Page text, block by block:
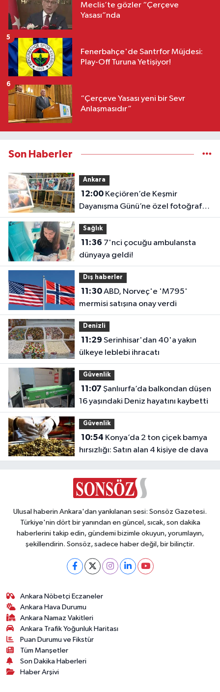
Meclis’te gözler “Çerçeve
Yasası”nda
Fenerbahçe'de Santrfor Müjdesi:
Play-Off Turuna Yetişiyor!
5
“Çerçeve Yasası yeni bir Sevr
Anlaşmasıdır”
6
Son Haberler
Ankara
12:00Keçiören’de Keşmir
Dayanışma Günü’ne özel fotoğraf
sergisi
Sağlık
11:36
dünyaya geldi!
Dış haberler
11:30ABD, Norveç'e 'M795'
mermisi satışına onay verdi
Denizli
11:29
ülkeye leblebi ihracatı
Güvenlik
11:07
16 yaşındaki Deniz hayatını kaybetti
Güvenlik
10:54
hırsızlığı: Satın alan 4 kişiye de dava
Ulusal haberin Ankara'dan yankılanan sesi: Sonsöz Gazetesi.
Türkiye'nin dört bir yanından en güncel, sıcak, son dakika
haberlerini takip edin, gündemi bizimle okuyun, yorumlayın,
şekillendirin. Sonsöz, sadece haber değil, bir bilinçtir.
Ankara Nöbetçi Eczaneler
Ankara Hava Durumu
Ankara Namaz Vakitleri
Ankara Trafik Yoğunluk Haritası
Puan Durumu ve Fikstür
Tüm Manşetler
Son Dakika Haberleri
Haber Arşivi